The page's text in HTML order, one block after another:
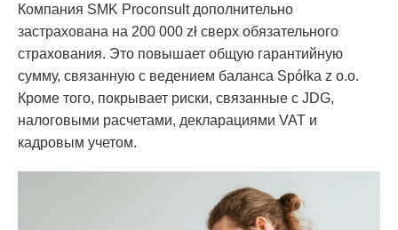
Компания SMK Proconsult дополнительно
застрахована на 200 000 zł сверх обязательного
страхования. Это повышает общую гарантийную
сумму, связанную с ведением баланса Spółka z o.o.
Кроме того, покрывает риски, связанные с JDG,
налоговыми расчетами, декларациями VAT и
кадровым учетом.